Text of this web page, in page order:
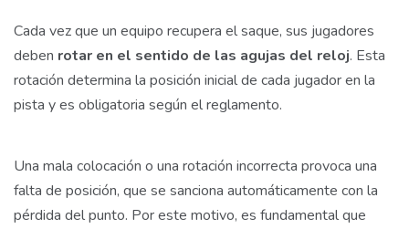
Cada vez que un equipo recupera el saque, sus jugadores
deben rotar en el sentido de las agujas del reloj. Esta
rotación determina la posición inicial de cada jugador en la
pista y es obligatoria según el reglamento.
Una mala colocación o una rotación incorrecta provoca una
falta de posición, que se sanciona automáticamente con la
pérdida del punto. Por este motivo, es fundamental que